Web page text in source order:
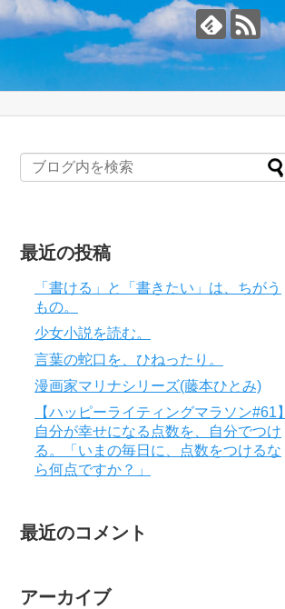
最近の投稿
「書ける」と「書きたい」は、ちがう
もの。
少女小説を読む。
言葉の蛇口を、ひねったり。
漫画家マリナシリーズ(藤本ひとみ)
【ハッピーライティングマラソン#61】
自分が幸せになる点数を、自分でつけ
る。「いまの毎日に、点数をつけるな
ら何点ですか？」
最近のコメント
アーカイブ